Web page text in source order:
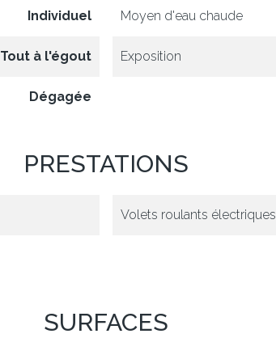
Individuel Moyen d'eau chaude
Tout à l'égout Exposition
Dégagée
PRESTATIONS
Volets roulants électriques
SURFACES